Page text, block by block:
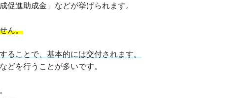
促進助成金」などが挙げられます。
ん。
ることで、基本的には交付されます。
どを行うことが多いです。